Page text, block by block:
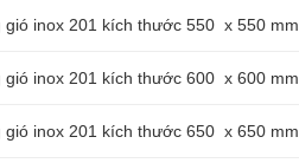
inox 201 kích thước 550 x 550 mm
inox 201 kích thước 600 x 600 mm
inox 201 kích thước 650 x 650 mm